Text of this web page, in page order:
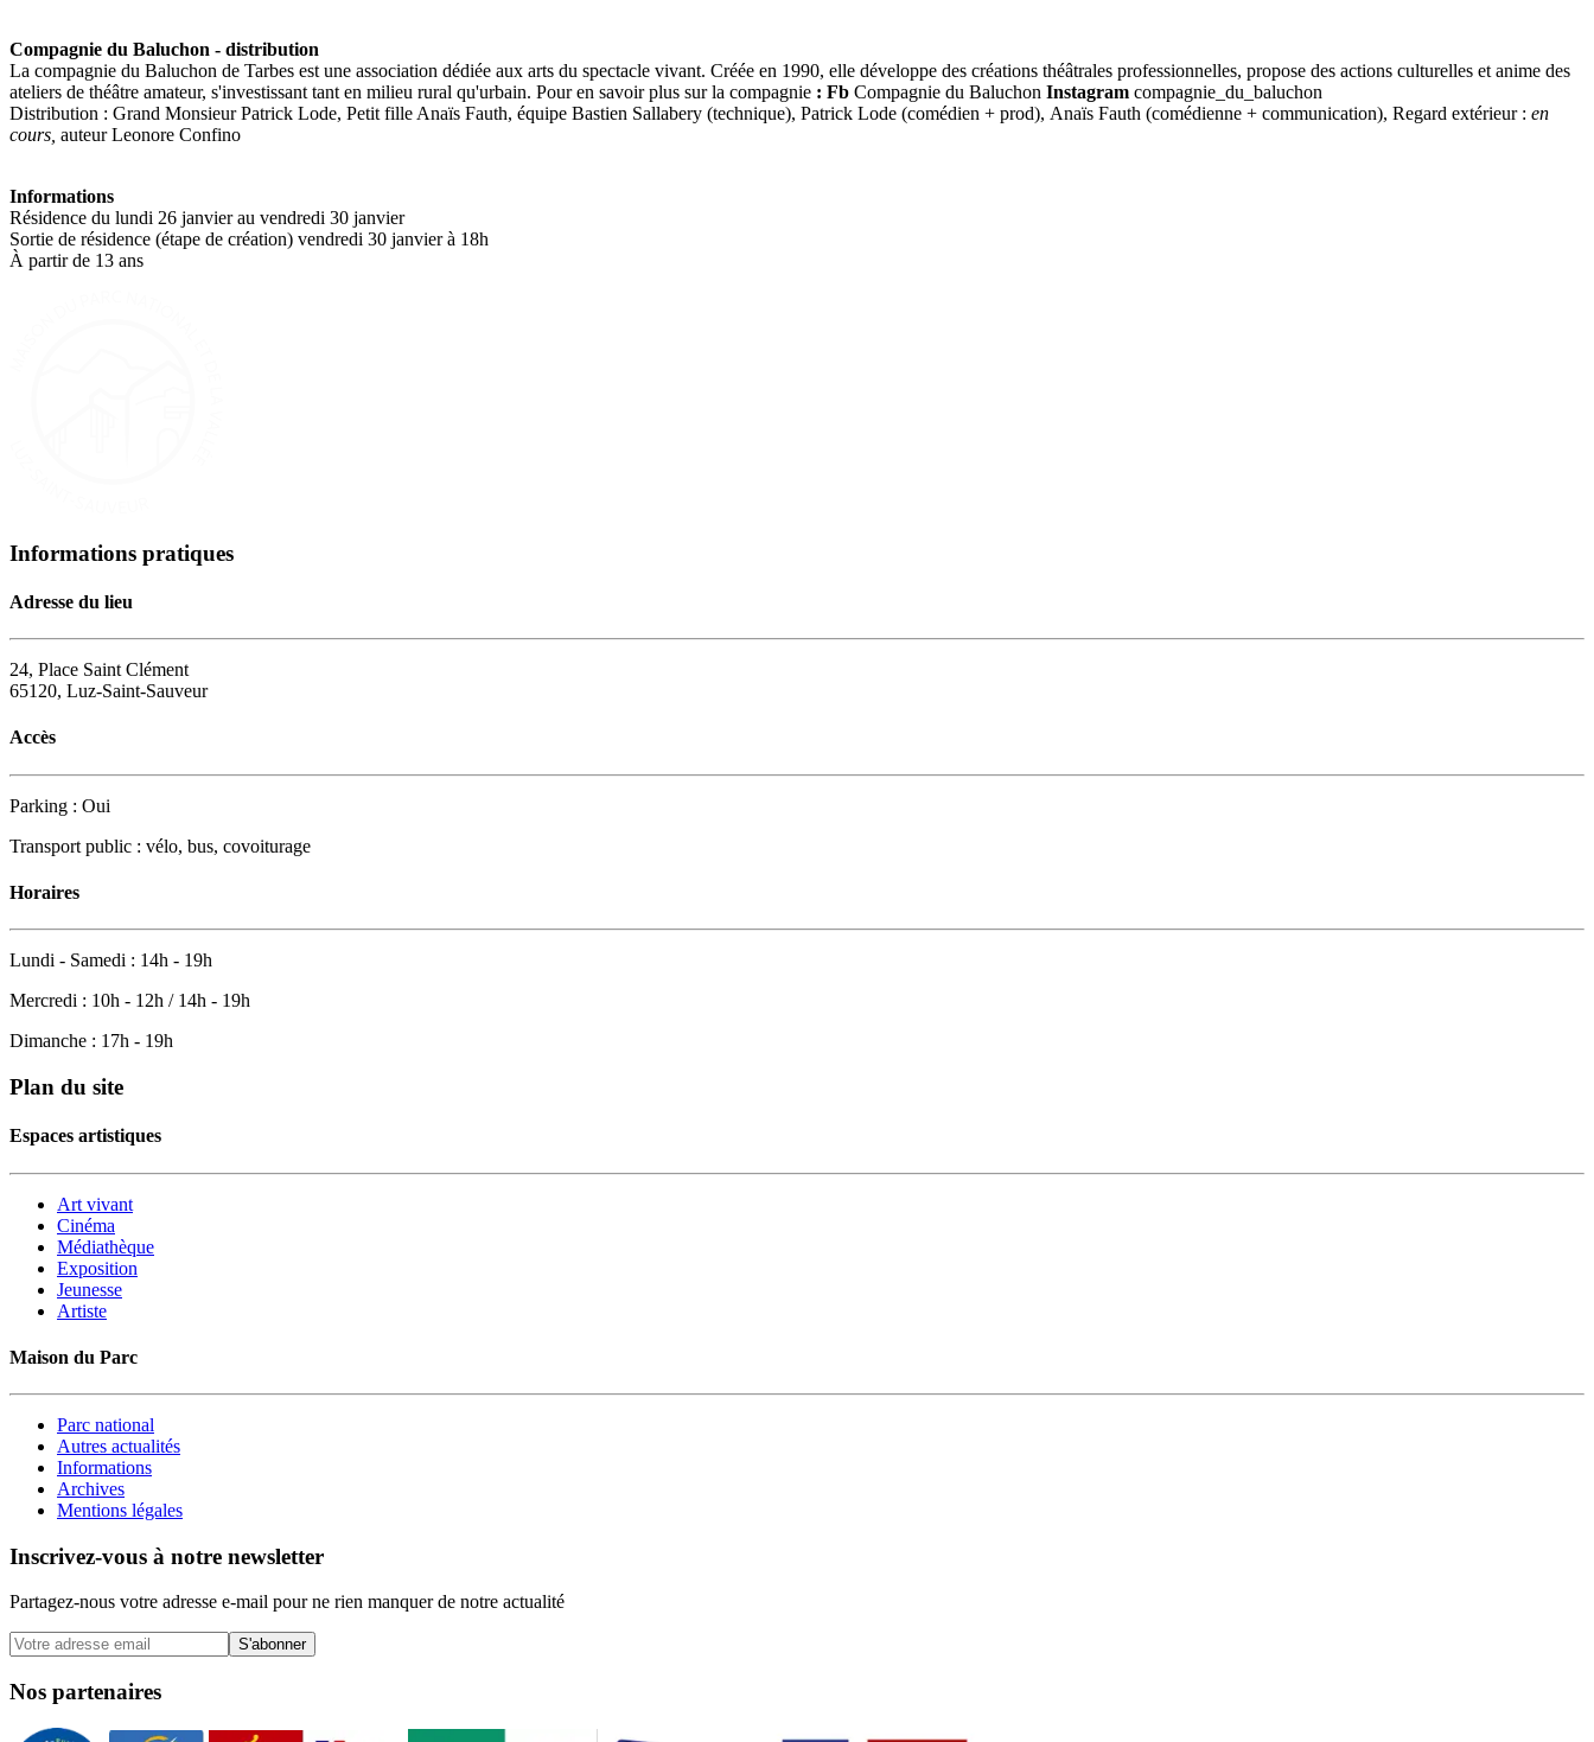
Compagnie du Baluchon - distribution
La compagnie du Baluchon de Tarbes est une association dédiée aux arts du spectacle vivant. Créée en 1990, elle développe des créations théâtrales professionnelles, propose des actions culturelles et anime des
ateliers de théâtre amateur, s'investissant tant en milieu rural qu'urbain. Pour en savoir plus sur la compagnie : Fb Compagnie du Baluchon Instagram compagnie_du_baluchon
Distribution : Grand Monsieur Patrick Lode, Petit fille Anaïs Fauth, équipe Bastien Sallabery (technique), Patrick Lode (comédien + prod), Anaïs Fauth (comédienne + communication), Regard extérieur : en
cours, auteur Leonore Confino
Informations
Résidence du lundi 26 janvier au vendredi 30 janvier
Sortie de résidence (étape de création) vendredi 30 janvier à 18h
À partir de 13 ans
Informations pratiques
Adresse du lieu
24, Place Saint Clément
65120, Luz-Saint-Sauveur
Accès
Parking : Oui
Transport public : vélo, bus, covoiturage
Horaires
Lundi - Samedi : 14h - 19h
Mercredi : 10h - 12h / 14h - 19h
Dimanche : 17h - 19h
Plan du site
Espaces artistiques
Art vivant
Cinéma
Médiathèque
Exposition
Jeunesse
Artiste
Maison du Parc
Parc national
Autres actualités
Informations
Archives
Mentions légales
Inscrivez-vous à notre newsletter
Partagez-nous votre adresse e-mail pour ne rien manquer de notre actualité
S'abonner
Nos partenaires